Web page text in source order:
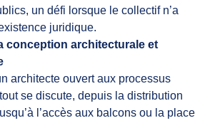
un défi lorsque le collectif n’a
juridique.
conception architecturale et
architecte ouvert aux processus
se discute, depuis la distribution
l’accès aux balcons ou la place